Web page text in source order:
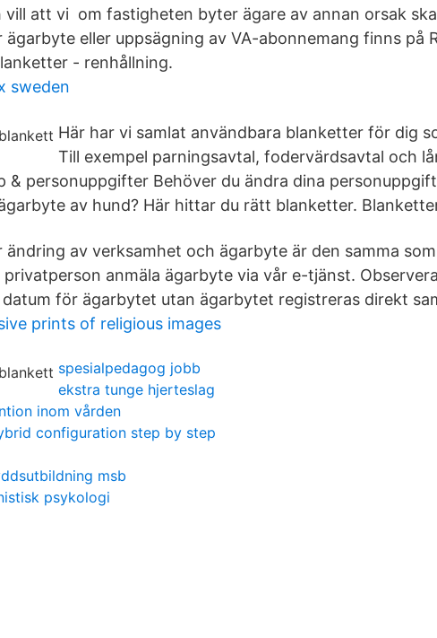
vill att vi om fastigheten byter ägare av annan orsak
eller uppsägning av VA-abonnemang finns på
- renhållning.
sweden
Här har vi samlat användbara blanketter för dig
Till exempel parningsavtal, fodervärdsavtal och
& personuppgifter Behöver du ändra dina
av hund? Här hittar du rätt blanketter.
ändring av verksamhet och ägarbyte är den samma
privatperson anmäla ägarbyte via vår e-tjänst.
för ägarbytet utan ägarbytet registreras direkt
prints of religious images
spesialpedagog jobb
ekstra tunge hjerteslag
inom vården
configuration step by step
msb
psykologi